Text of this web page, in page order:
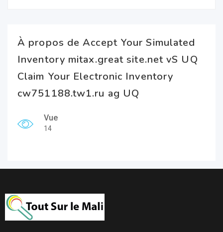
À propos de Accept Your Simulated
Inventory mitax.great site.net vS UQ
Claim Your Electronic Inventory
cw751188.tw1.ru ag UQ
Vue
14